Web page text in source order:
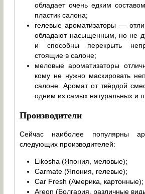
обладает очень едким
пластик салона;
гелевые ароматизаторы —
обладают насыщенным, но не
и способны перекрыть
стоящие в салоне;
меловые ароматизаторы
кому не нужно маскировать
салоне. Аромат от твёрдой
одним из самых натуральных и
Производители
Сейчас наиболее популярны
следующих производителей:
Eikosha (Япония, меловые);
Carmate (Япония, гелевые);
Car Fresh (Америка, картонные);
Areon (Болгария, различные